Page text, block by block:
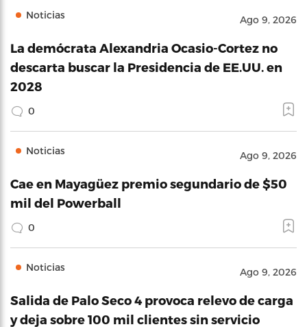
Noticias Ago 9, 2026
La demócrata Alexandria Ocasio-Cortez no
descarta buscar la Presidencia de EE.UU. en
2028
0
Noticias Ago 9, 2026
Cae en Mayagüez premio segundario de $50
mil del Powerball
0
Noticias Ago 9, 2026
Salida de Palo Seco 4 provoca relevo de carga
y deja sobre 100 mil clientes sin servicio